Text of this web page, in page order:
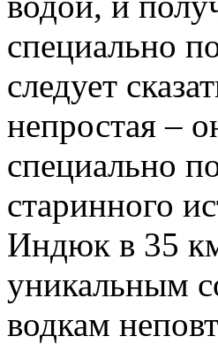
специально
следует
непростая –
специально
старинного
Индюк в 35
уникальным
водкам